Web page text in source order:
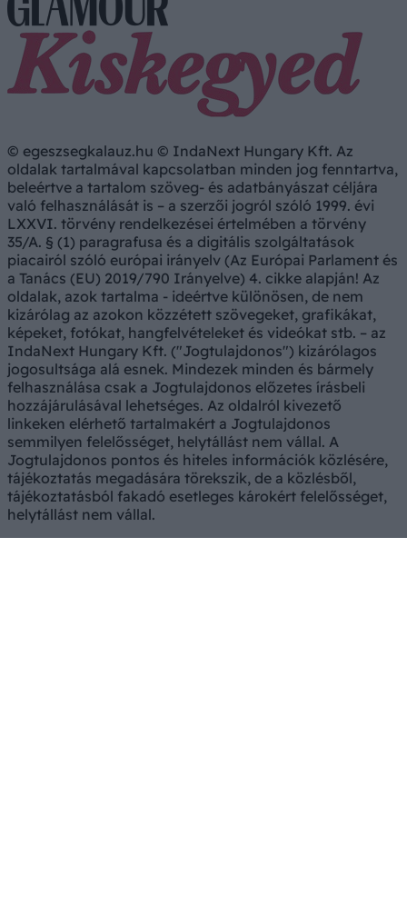
© egeszsegkalauz.hu © IndaNext Hungary Kft. Az
oldalak tartalmával kapcsolatban minden jog fenntartva,
beleértve a tartalom szöveg- és adatbányászat céljára
való felhasználását is – a szerzői jogról szóló 1999. évi
LXXVI. törvény rendelkezései értelmében a törvény
35/A. § (1) paragrafusa és a digitális szolgáltatások
piacairól szóló európai irányelv (Az Európai Parlament és
a Tanács (EU) 2019/790 Irányelve) 4. cikke alapján! Az
oldalak, azok tartalma - ideértve különösen, de nem
kizárólag az azokon közzétett szövegeket, grafikákat,
képeket, fotókat, hangfelvételeket és videókat stb. – az
IndaNext Hungary Kft. ("Jogtulajdonos") kizárólagos
jogosultsága alá esnek. Mindezek minden és bármely
felhasználása csak a Jogtulajdonos előzetes írásbeli
hozzájárulásával lehetséges. Az oldalról kivezető
linkeken elérhető tartalmakért a Jogtulajdonos
semmilyen felelősséget, helytállást nem vállal. A
Jogtulajdonos pontos és hiteles információk közlésére,
tájékoztatás megadására törekszik, de a közlésből,
tájékoztatásból fakadó esetleges károkért felelősséget,
helytállást nem vállal.